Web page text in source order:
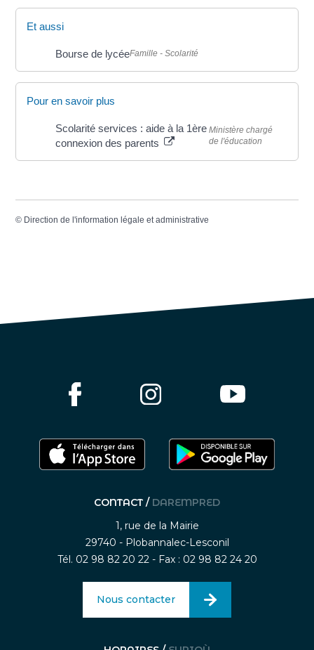
Et aussi
Bourse de lycéeFamille - Scolarité
Pour en savoir plus
Scolarité services : aide à la 1ère
connexion des parents
Ministère chargé
de l'éducation
© Direction de l'information légale et administrative
CONTACT / DAREMPRED
1, rue de la Mairie
29740 - Plobannalec-Lesconil
Tél. 02 98 82 20 22 - Fax : 02 98 82 24 20
Nous contacter